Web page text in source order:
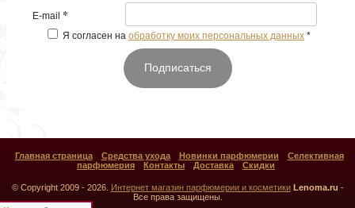
E-mail *
Я согласен на обработку моих персональных данных *
Подписаться
Главная страница Средства ухода Новинки парфюмерии
Селективная
парфюмерия
Контакты Доставка Скидки
© Copyright 2009 - 2026. Интернет магазин парфюмерии и косметики Lenoma.ru -
Все права защищены.